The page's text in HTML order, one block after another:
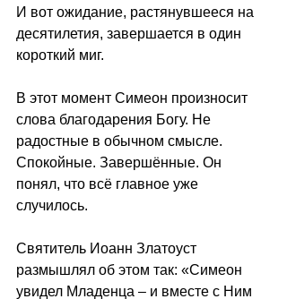
И вот ожидание, растянувшееся на
десятилетия, завершается в один
короткий миг.
В этот момент Симеон произносит
слова благодарения Богу. Не
радостные в обычном смысле.
Спокойные. Завершённые. Он
понял, что всё главное уже
случилось.
Святитель Иоанн Златоуст
размышлял об этом так: «Симеон
увидел Младенца – и вместе с Ним